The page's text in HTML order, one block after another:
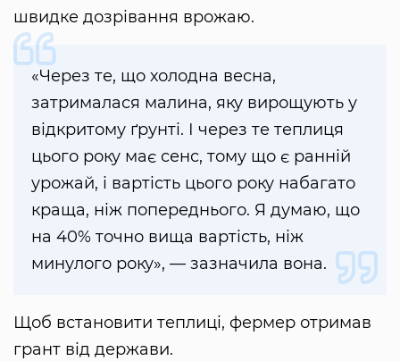
швидке дозрівання врожаю.
«Через те, що холодна весна,
затрималася малина, яку вирощують у
відкритому ґрунті. І через те теплиця
цього року має сенс, тому що є ранній
урожай, і вартість цього року набагато
краща, ніж попереднього. Я думаю, що
на 40% точно вища вартість, ніж
минулого року», — зазначила вона.
Щоб встановити теплиці, фермер отримав
грант від держави.